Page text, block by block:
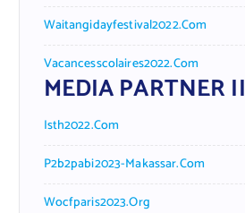
Waitangidayfestival2022.com
Vacancesscolaires2022.com
MEDIA PARTNER II
Isth2022.com
P2b2pabi2023-Makassar.com
Wocfparis2023.org